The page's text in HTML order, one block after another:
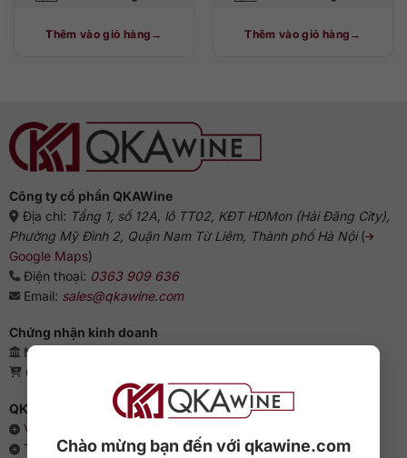
Chào mừng bạn đến với qkawine.com
Thêm vào giỏ hàng Thêm vào giỏ hàng
Công ty cổ phần QKAWine
Địa chỉ: Tầng 1, số 12A, lô TT02, KĐT HDMon (Hải Đăng City),
Phường Mỹ Đình 2, Quận Nam Từ Liêm, Thành phố Hà Nội(
Google Maps)
Điện thoại: 0363 909 636
Email: sales@qkawine.com
Chứng nhận kinh doanh
Mã số doanh nghiệp: 0110385539 - QKAWine JSC
Giấy phép bán lẻ rượu: 04/GP-UBND
QKAWine - Chuyên rượu ngoại hàng đầu Việt Nam
Về chúng tôi
Thông cáo báo chí